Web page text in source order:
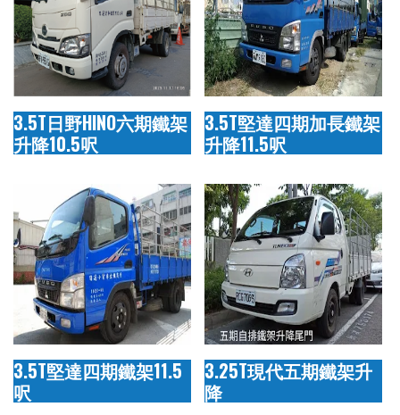
3.5T日野HINO六期鐵架
升降10.5呎
3.5T堅達四期加長鐵架
升降11.5呎
3.5T堅達四期鐵架11.5
呎
3.25T現代五期鐵架升
降